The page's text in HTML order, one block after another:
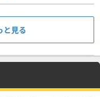
と見る